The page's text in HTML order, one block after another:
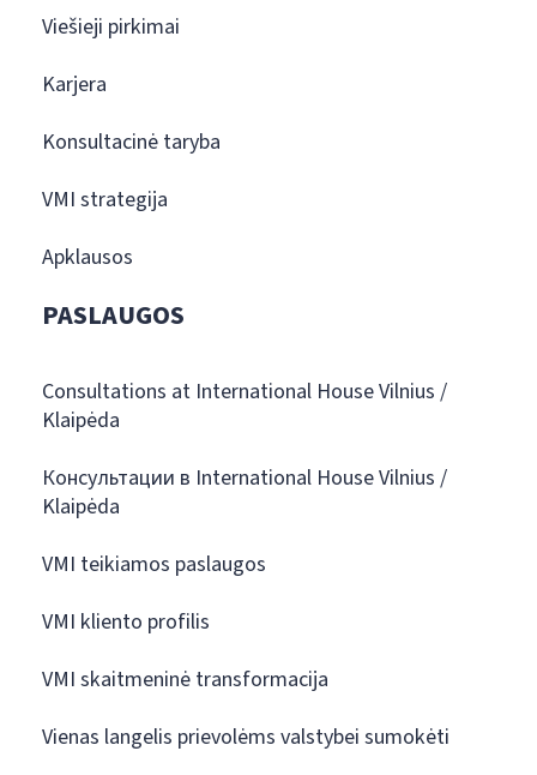
Viešieji pirkimai
Karjera
Konsultacinė taryba
VMI strategija
Apklausos
PASLAUGOS
Consultations at International House Vilnius /
Klaipėda
Консультации в International House Vilnius /
Klaipėda
VMI teikiamos paslaugos
VMI kliento profilis
VMI skaitmeninė transformacija
Vienas langelis prievolėms valstybei sumokėti